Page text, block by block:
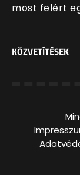
most felért
KÖZVETÍTÉSEK